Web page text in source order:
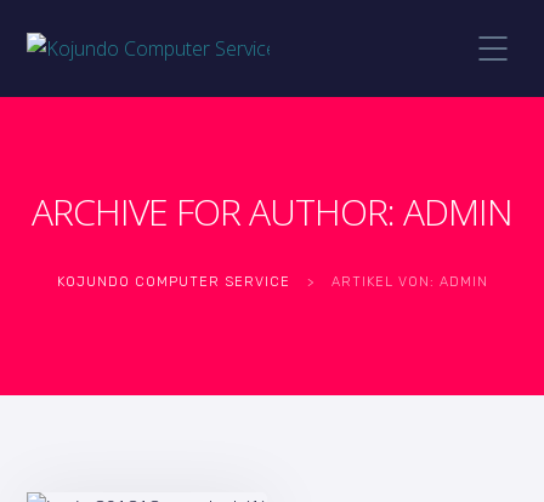
ARCHIVE FOR AUTHOR: ADMIN
KOJUNDO COMPUTER SERVICE > ARTIKEL VON: ADMIN